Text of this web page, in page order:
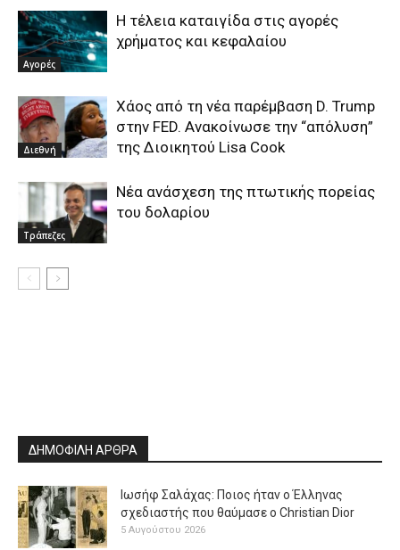
Αγορές
H τέλεια καταιγίδα στις αγορές
χρήματος και κεφαλαίου
Διεθνή
Xάος από τη νέα παρέμβαση D. Trump
στην FED. Aνακοίνωσε την “απόλυση”
της Διοικητού Lisa Cook
Τράπεζες
Νέα ανάσχεση της πτωτικής πορείας
του δολαρίου
ΔΗΜΟΦΙΛΗ ΑΡΘΡΑ
Ιωσήφ Σαλάχας: Ποιος ήταν ο Έλληνας
σχεδιαστής που θαύμασε ο Christian Dior
5 Αυγούστου 2026